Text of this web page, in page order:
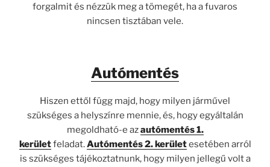
forgalmit és nézzük meg a tömegét, ha a fuvaros
nincsen tisztában vele.
Autómentés
Hiszen ettől függ majd, hogy milyen járművel
szükséges a helyszínre mennie, és, hogy egyáltalán
megoldható-e azautómentés 1.
kerületfeladat.Autómentés 2. kerületesetében arról
is szükséges tájékoztatnunk, hogy milyen jellegű volt a